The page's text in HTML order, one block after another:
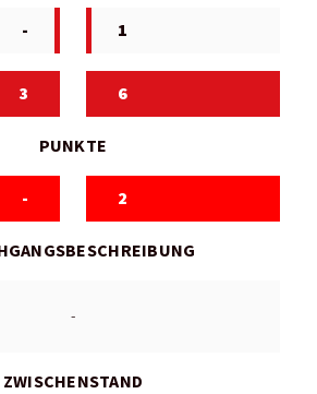
- 1
3 6
PUNKTE
- 2
-
ZWISCHENSTAND